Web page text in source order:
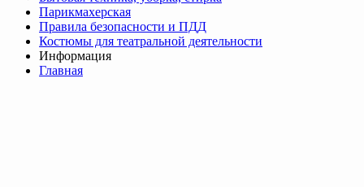
Парикмахерская
Правила безопасности и ПДД
Костюмы для театральной деятельности
Информация
Главная